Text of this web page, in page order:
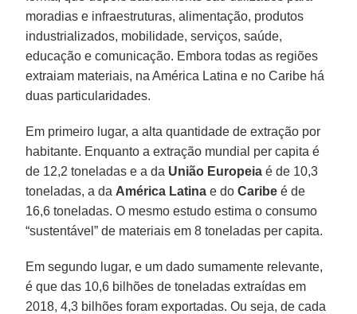
moradias e infraestruturas, alimentação, produtos
industrializados, mobilidade, serviços, saúde,
educação e comunicação. Embora todas as regiões
extraiam materiais, na América Latina e no Caribe há
duas particularidades.
Em primeiro lugar, a alta quantidade de extração por
habitante. Enquanto a extração mundial per capita é
de 12,2 toneladas e a da União Europeia é de 10,3
toneladas, a da América Latina e doCaribe é de
16,6 toneladas. O mesmo estudo estima o consumo
“sustentável” de materiais em 8 toneladas per capita.
Em segundo lugar, e um dado sumamente relevante,
é que das 10,6 bilhões de toneladas extraídas em
2018, 4,3 bilhões foram exportadas. Ou seja, de cada